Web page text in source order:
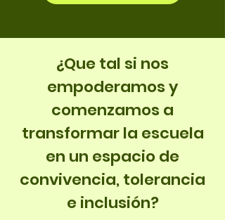
¿Que tal si nos
empoderamos y
comenzamos a
transformar la escuela
en un espacio de
convivencia, tolerancia
e inclusión?